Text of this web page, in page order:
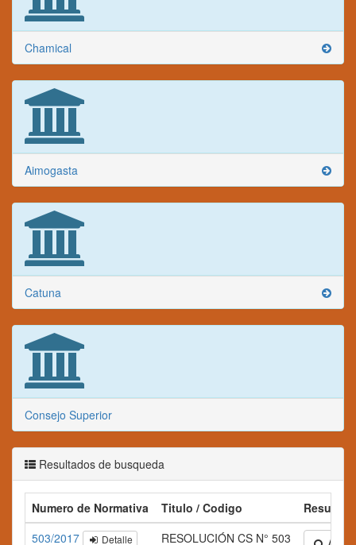
Chamical
Aimogasta
Catuna
Consejo Superior
Resultados de busqueda
Numero de Normativa Titulo / Codigo
Resumen
503/2017
Detalle RESOLUCIÓN CS N° 503